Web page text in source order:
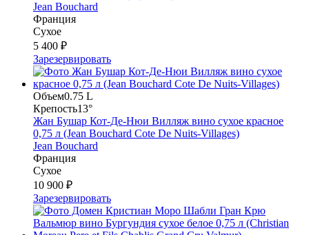
Jean Bouchard
Франция
Сухое
5 400 ₽
Зарезервировать
Объем0.75 L
Крепость13°
Жан Бушар Кот-Де-Нюи Вилляж вино сухое красное
0,75 л (Jean Bouchard Cote De Nuits-Villages)
Jean Bouchard
Франция
Сухое
10 900 ₽
Зарезервировать